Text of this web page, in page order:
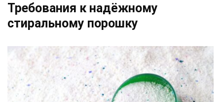
Требования к надёжному
стиральному порошку